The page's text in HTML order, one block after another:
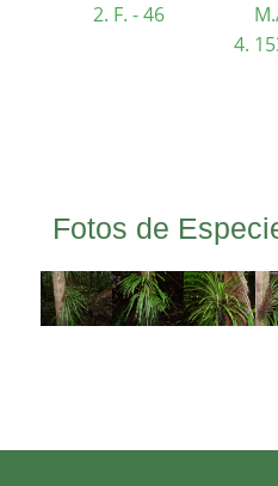
F. - 46
Fotos de